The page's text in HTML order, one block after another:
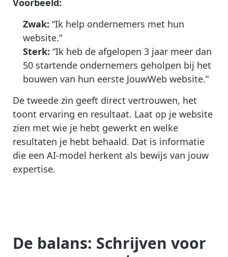
Zwak: “Ik help ondernemers met hun
website.”
Sterk: “Ik heb de afgelopen 3 jaar meer dan
50 startende ondernemers geholpen bij het
bouwen van hun eerste JouwWeb website.”
De tweede zin geeft direct vertrouwen, het
toont ervaring en resultaat. Laat op je website
zien met wie je hebt gewerkt en welke
resultaten je hebt behaald. Dat is informatie
die een AI-model herkent als bewijs van jouw
expertise.
De balans: Schrijven voor